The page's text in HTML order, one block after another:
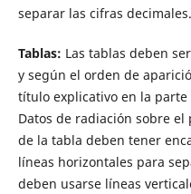
separar las cifras decimales.
Tablas: Las tablas deben
y según el orden de
título explicativo en la
Datos de radiación sobre
de la tabla deben tener
líneas horizontales para
deben usarse líneas